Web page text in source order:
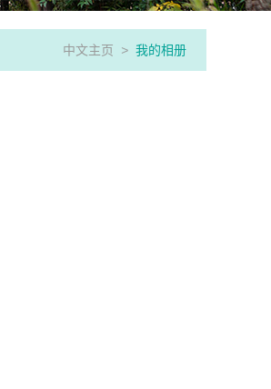
中文主页 > 我的相册